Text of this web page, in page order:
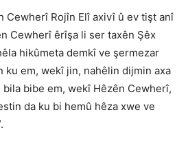
Cewherî Rojîn Elî axivî û ev tişt anî
Cewherî êrîşa li ser taxên Şêx
hikûmeta demkî ve şermezar
ku em, wekî jin, nahêlin dijmin axa
bibe em, wekî Hêzên Cewherî,
da ku bi hemû hêza xwe ve